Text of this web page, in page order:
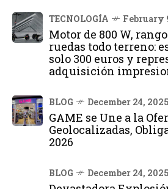
TECNOLOGÍA February
Motor de 800 W,
ruedas todo terreno:
solo 300 euros y
adquisición
BLOG December 24, 2025
GAME se Une a la
Geolocalizadas,
2026
BLOG December 24, 2025